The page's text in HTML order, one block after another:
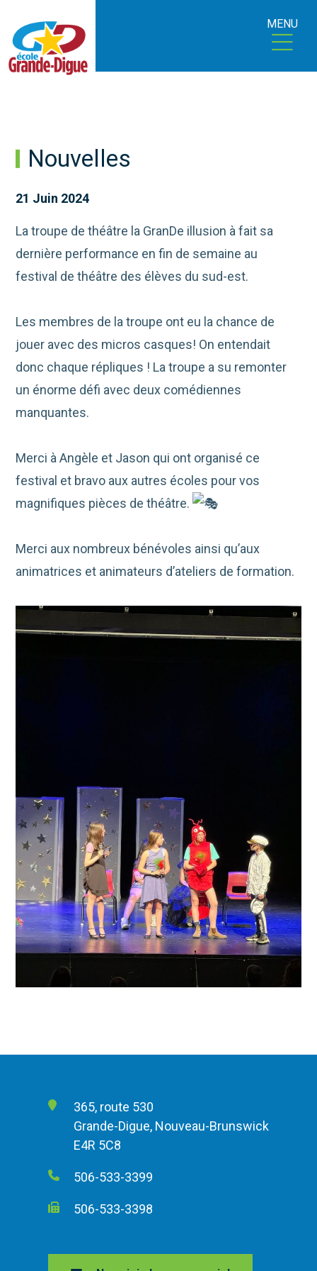
MENU
Nouvelles
21 Juin 2024
La troupe de théâtre la GranDe illusion à fait sa
dernière performance en fin de semaine au
festival de théâtre des élèves du sud-est.
Les membres de la troupe ont eu la chance de
jouer avec des micros casques! On entendait
donc chaque répliques ! La troupe a su remonter
un énorme défi avec deux comédiennes
manquantes.
Merci à Angèle et Jason qui ont organisé ce
festival et bravo aux autres écoles pour vos
magnifiques pièces de théâtre.
Merci aux nombreux bénévoles ainsi qu’aux
animatrices et animateurs d’ateliers de formation.
365, route 530
Grande-Digue, Nouveau-Brunswick
E4R 5C8
506-533-3399
506-533-3398